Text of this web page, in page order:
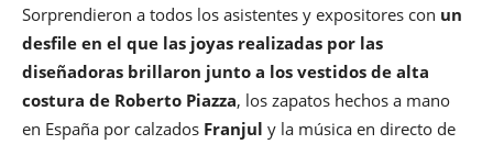
Sorprendieron a todos los asistentes y expositores con un
desfile en el que las joyas realizadas por las
diseñadoras brillaron junto a los vestidos de alta
costura de Roberto Piazza, los zapatos hechos a mano
en España por calzados Franjul y la música en directo de